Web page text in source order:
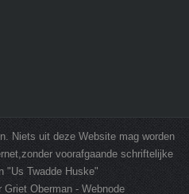
Niets uit deze Website mag worden
voorafgaande schriftelijke
"Us Twadde Huske"
Griet Oberman - Webnode